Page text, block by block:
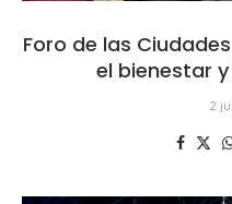
Foro de las
el bienestar
2